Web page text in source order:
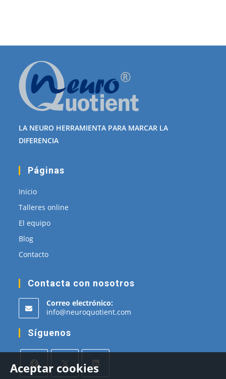
Aceptar cookies
LA NEURO HERRAMIENTA PARA MARCAR LA
DIFERENCIA
Páginas
Inicio
Talleres online
El equipo
Blog
Contacto
Contacta con nosotros
Correo electrónico:
info@neuroquotient.com
Síguenos